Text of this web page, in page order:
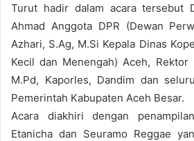
Turut hadir dalam acara tersebut
Ahmad Anggota DPR (Dewan
Azhari, S.Ag, M.Si Kepala Dinas
Kecil dan Menengah) Aceh, Rektor
M.Pd, Kaporles, Dandim dan
Pemerintah Kabupaten Aceh Besar.
Acara diakhiri dengan
Etanicha dan Seuramo Reggae